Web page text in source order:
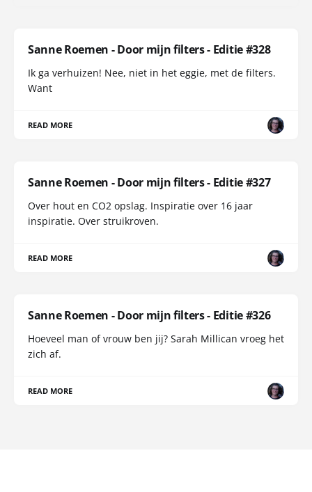
Sanne Roemen - Door mijn filters - Editie #328
Ik ga verhuizen! Nee, niet in het eggie, met de filters.
Want
READ MORE
Sanne Roemen - Door mijn filters - Editie #327
Over hout en CO2 opslag. Inspiratie over 16 jaar
inspiratie. Over struikroven.
READ MORE
Sanne Roemen - Door mijn filters - Editie #326
Hoeveel man of vrouw ben jij? Sarah Millican vroeg het
zich af.
READ MORE